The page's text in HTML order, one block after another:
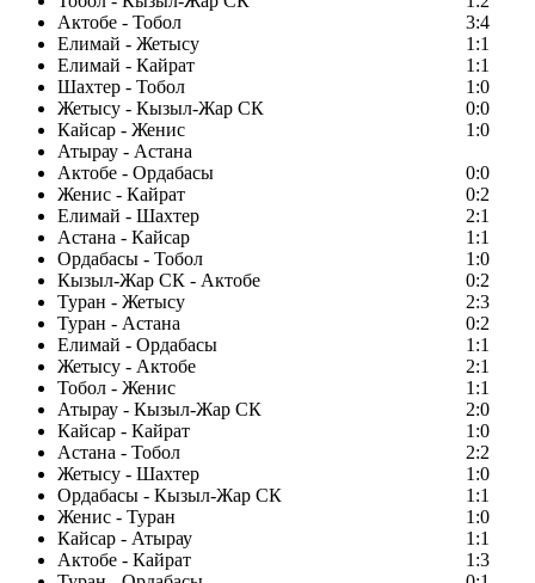
Актобе - Тобол
3:4
Елимай - Жетысу
1:1
Елимай - Кайрат
1:1
Шахтер - Тобол
1:0
Жетысу - Кызыл-Жар СК
0:0
Кайсар - Женис
1:0
Атырау - Астана
Актобе - Ордабасы
0:0
Женис - Кайрат
0:2
Елимай - Шахтер
2:1
Астана - Кайсар
1:1
Ордабасы - Тобол
1:0
Кызыл-Жар СК - Актобе
0:2
Туран - Жетысу
2:3
Туран - Астана
0:2
Елимай - Ордабасы
1:1
Жетысу - Актобе
2:1
Тобол - Женис
1:1
Атырау - Кызыл-Жар СК
2:0
Кайсар - Кайрат
1:0
Астана - Тобол
2:2
Жетысу - Шахтер
1:0
Ордабасы - Кызыл-Жар СК
1:1
Женис - Туран
1:0
Кайсар - Атырау
1:1
Актобе - Кайрат
1:3